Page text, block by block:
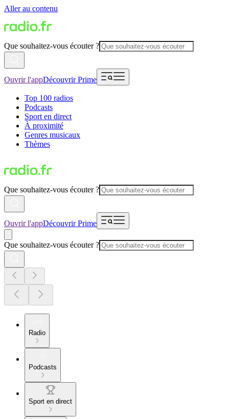
Aller au contenu
Que souhaitez-vous écouter ?
Ouvrir l'appDécouvrir Prime
Top 100 radios
Podcasts
Sport en direct
À proximité
Genres musicaux
Thèmes
Que souhaitez-vous écouter ?
Ouvrir l'appDécouvrir Prime
Que souhaitez-vous écouter ?
Radio
Podcasts
Sport en direct